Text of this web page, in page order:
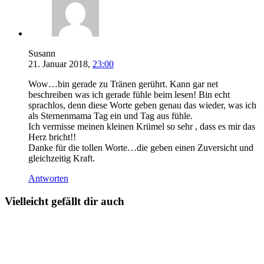
Susann
21. Januar 2018, 23:00
Wow…bin gerade zu Tränen gerührt. Kann gar net
beschreiben was ich gerade fühle beim lesen! Bin echt
sprachlos, denn diese Worte geben genau das wieder, was ich
als Sternenmama Tag ein und Tag aus fühle.
Ich vermisse meinen kleinen Krümel so sehr , dass es mir das
Herz bricht!!
Danke für die tollen Worte…die geben einen Zuversicht und
gleichzeitig Kraft.
Antworten
Vielleicht gefällt dir auch